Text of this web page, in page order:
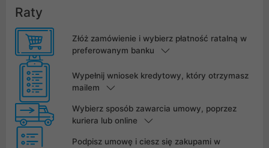
Raty
Złóż zamówienie i wybierz płatność ratalną w
preferowanym banku
Wypełnij wniosek kredytowy, który otrzymasz
mailem
Wybierz sposób zawarcia umowy, poprzez
kuriera lub online
Podpisz umowę i ciesz się zakupami w